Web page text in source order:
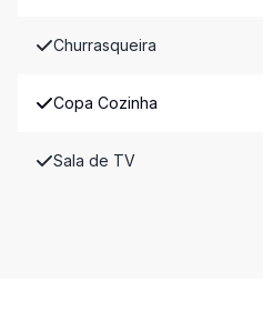
Churrasqueira
Copa Cozinha
Sala de TV